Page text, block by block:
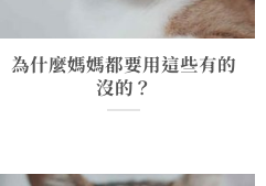
為什麼媽媽都要用這些有的
沒的？